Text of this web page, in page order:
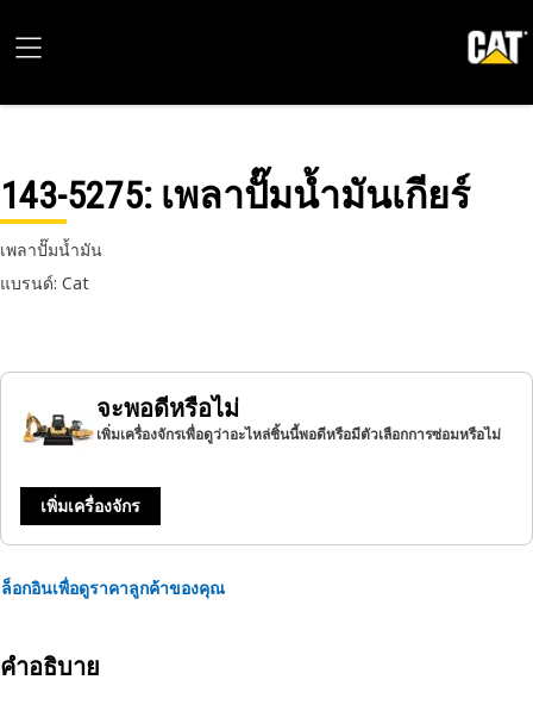
143-5275: เพลาปั๊มน้ำมันเกียร์
เพลาปั๊มน้ำมัน
แบรนด์: Cat
จะพอดีหรือไม่
เพิ่มเครื่องจักรเพื่อดูว่าอะไหล่ชิ้นนี้พอดีหรือมีตัวเลือกการซ่อมหรือไม่
เพิ่มเครื่องจักร
ล็อกอินเพื่อดูราคาลูกค้าของคุณ
คำอธิบาย